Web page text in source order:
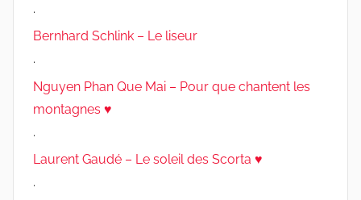
.
Bernhard Schlink – Le liseur
.
Nguyen Phan Que Mai – Pour que chantent les
montagnes ♥
.
Laurent Gaudé – Le soleil des Scorta ♥
.